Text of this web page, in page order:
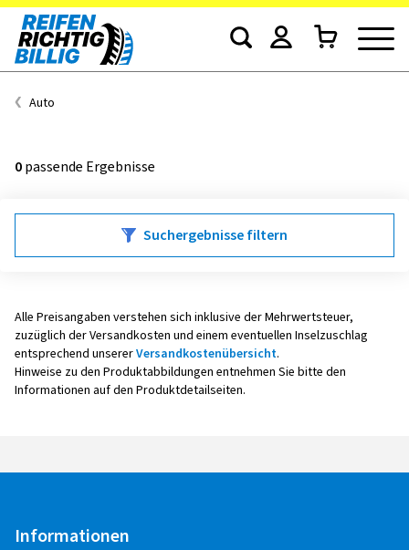
Auto
0passende Ergebnisse
Suchergebnisse filtern
Alle Preisangaben verstehen sich inklusive der Mehrwertsteuer,
zuzüglich der Versandkosten und einem eventuellen Inselzuschlag
entsprechend unsererVersandkostenübersicht.
Hinweise zu den Produktabbildungen entnehmen Sie bitte den
Informationen auf den Produktdetailseiten.
Informationen